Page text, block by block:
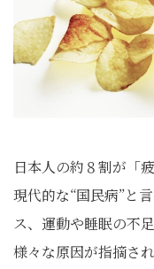
日本人の約８割が「
現代的な“国民病”と
ス、運動や睡眠の不
様々な原因が指摘さ